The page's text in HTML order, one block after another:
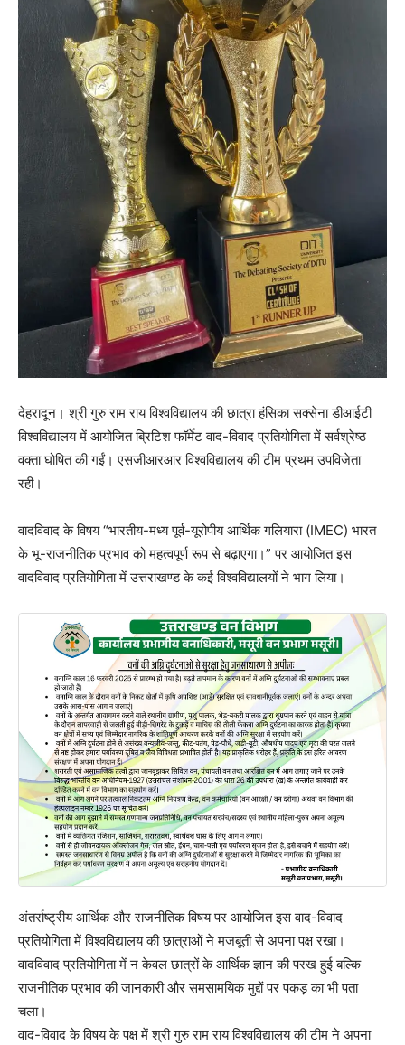
देहरादून। श्री गुरु राम राय विश्वविद्यालय की छात्रा हंसिका सक्सेना डीआईटी
विश्वविद्यालय में आयोजित ब्रिटिश फॉर्मेट वाद-विवाद प्रतियोगिता में सर्वश्रेष्ठ
वक्ता घोषित की गईं। एसजीआरआर विश्वविद्यालय की टीम प्रथम उपविजेता
रही।
वादविवाद के विषय “भारतीय-मध्य पूर्व-यूरोपीय आर्थिक गलियारा (IMEC) भारत
के भू-राजनीतिक प्रभाव को महत्वपूर्ण रूप से बढ़ाएगा।” पर आयोजित इस
वादविवाद प्रतियोगिता में उत्तराखण्ड के कई विश्वविद्यालयों ने भाग लिया।
अंतर्राष्ट्रीय आर्थिक और राजनीतिक विषय पर आयोजित इस वाद-विवाद
प्रतियोगिता में विश्वविद्यालय की छात्राओं ने मजबूती से अपना पक्ष रखा।
वादविवाद प्रतियोगिता में न केवल छात्रों के आर्थिक ज्ञान की परख हुई बल्कि
राजनीतिक प्रभाव की जानकारी और समसामयिक मुद्दों पर पकड़ का भी पता
चला।
वाद-विवाद के विषय के पक्ष में श्री गुरु राम राय विश्वविद्यालय की टीम ने अपना